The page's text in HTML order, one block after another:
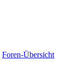
Foren-Übersicht